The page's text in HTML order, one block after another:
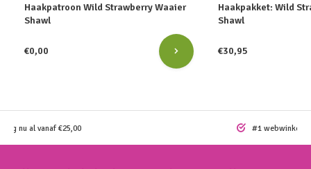
Haakpatroon Wild Strawberry Waaier
Shawl
€0,00
Haakpakket: Wild
Shawl
€30,95
nu al vanaf €25,00 #1 webwinkel